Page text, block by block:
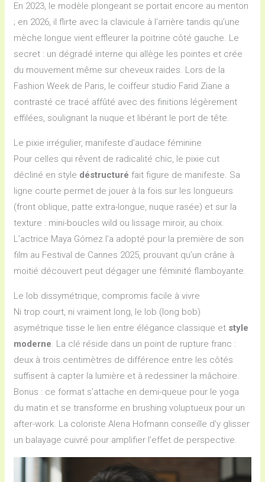
En 2023, le modèle plongeant se portait encore au menton
; en 2026, il flirte avec la clavicule à l’arrière tandis qu’une
mèche longue vient effleurer la poitrine côté gauche. Le
secret : un dégradé interne qui allège les pointes et crée
du mouvement même sur cheveux raides. Lors de la
Fashion Week de Paris, le coiffeur studio Farid Ziane a
contrasté ce tracé affûté avec des finitions légèrement
effilées, soulignant la nuque et libérant le port de tête.
Le pixie irrégulier, manifeste d’audace féminine
Pour celles qui rêvent de radicalité chic, le pixie cut
décliné en style déstructuré fait figure de manifeste. Sa
ligne courte permet de jouer à la fois sur les longueurs
(front oblique, patte extra-longue, nuque rasée) et sur la
texture : mini-boucles wild ou lissage miroir, au choix.
L’actrice Maya Gómez l’a adopté pour la première de son
film au Festival de Cannes 2025, prouvant qu’un crâne à
moitié découvert peut dégager une féminité flamboyante.
Le lob dissymétrique, compromis facile à vivre
Ni trop court, ni vraiment long, le lob (long bob)
asymétrique tisse le lien entre élégance classique et style
moderne. La clé réside dans un point de rupture franc :
deux à trois centimètres de différence entre les côtés
suffisent à capter la lumière et à redessiner la mâchoire.
Bonus : ce format s’attache en demi-queue pour le yoga
du matin et se transforme en brushing voluptueux pour un
after-work. La coloriste Alena Hofmann conseille d’y glisser
un balayage cuivré pour amplifier l’effet de perspective.